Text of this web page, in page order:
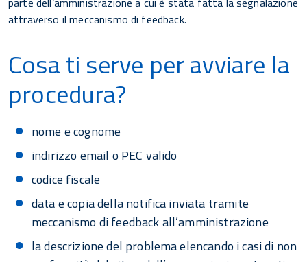
attraverso il meccanismo di feedback.
Cosa ti serve per avviare la
procedura?
nome e cognome
indirizzo email o PEC valido
codice fiscale
data e copia della notifica inviata tramite
meccanismo di feedback all’amministrazione
la descrizione del problema elencando i casi di non